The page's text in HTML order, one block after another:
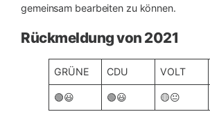
gemeinsam bearbeiten zu können.
Rückmeldung von 2021
GRÜNE CDU VOLT
🟢😃 🟢😃 🟡😐